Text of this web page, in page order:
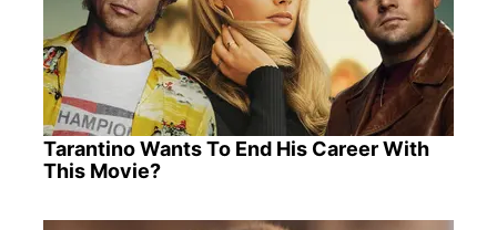
Tarantino Wants To End His Career With
This Movie?